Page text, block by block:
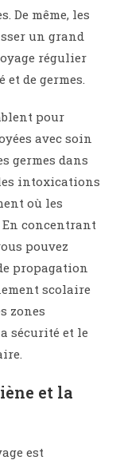
De même, les
un grand
régulier
de germes.
pour
avec soin
germes dans
intoxications
où les
concentrant
pouvez
propagation
scolaire
zones
sécurité et le
et la
est